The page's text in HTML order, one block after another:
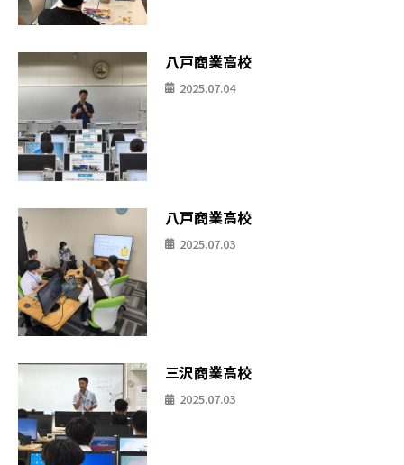
八戸商業高校
2025.07.04
八戸商業高校
2025.07.03
三沢商業高校
2025.07.03